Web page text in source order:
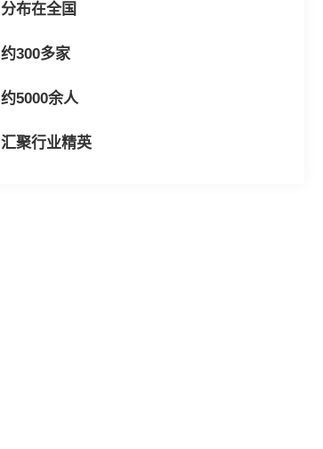
分布在全国
约300多家
约5000余人
汇聚行业精英